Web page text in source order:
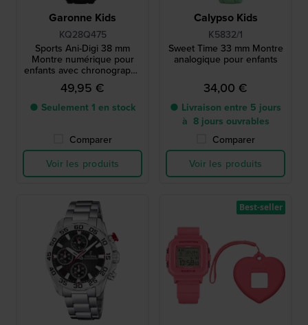
Garonne Kids
KQ28Q475
Sports Ani-Digi 38 mm
Montre numérique pour
enfants avec chronographe
et date
49,95 €
● Seulement 1 en stock
Comparer
Voir les produits
Calypso Kids
K5832/1
Sweet Time 33 mm Montre
analogique pour enfants
34,00 €
● Livraison entre 5 jours
à 8 jours ouvrables
Comparer
Voir les produits
Best-seller